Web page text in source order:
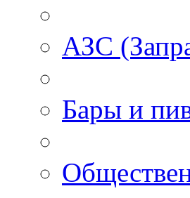
АЗС
Бары и